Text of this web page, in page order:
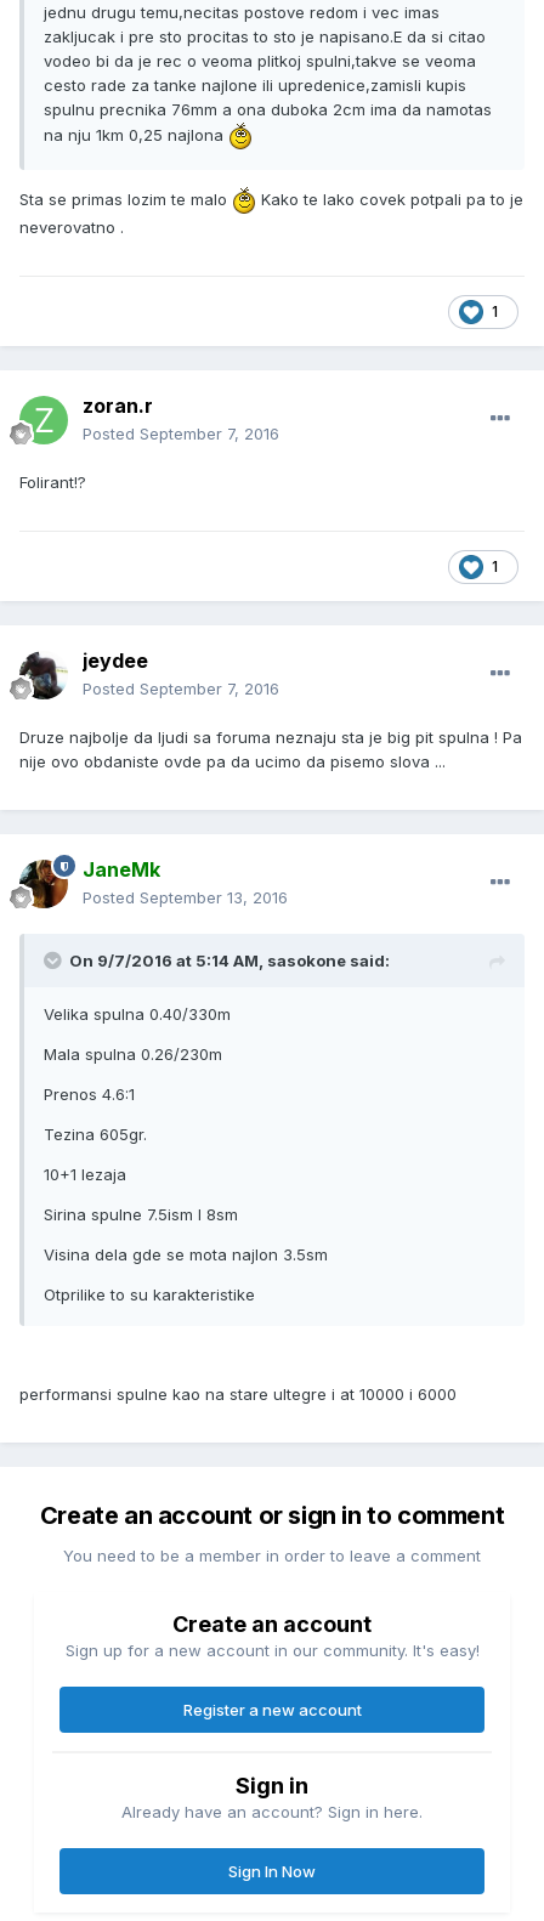
jednu drugu temu,necitas postove redom i vec imas
zakljucak i pre sto procitas to sto je napisano.E da si citao
vodeo bi da je rec o veoma plitkoj spulni,takve se veoma
cesto rade za tanke najlone ili upredenice,zamisli kupis
spulnu precnika 76mm a ona duboka 2cm ima da namotas
na nju 1km 0,25 najlona
Sta se primas lozim te malo
Kako te lako covek potpali pa to je
neverovatno .
1
zoran.r
Posted September 7, 2016
Folirant!?
1
jeydee
Posted September 7, 2016
Druze najbolje da ljudi sa foruma neznaju sta je big pit spulna ! Pa
nije ovo obdaniste ovde pa da ucimo da pisemo slova ...
JaneMk
Posted September 13, 2016
On 9/7/2016 at 5:14 AM, sasokone said:
Velika spulna 0.40/330m
Mala spulna 0.26/230m
Prenos 4.6:1
Tezina 605gr.
10+1 lezaja
Sirina spulne 7.5ism I 8sm
Visina dela gde se mota najlon 3.5sm
Otprilike to su karakteristike
performansi spulne kao na stare ultegre i at 10000 i 6000
Create an account or sign in to comment
You need to be a member in order to leave a comment
Create an account
Sign up for a new account in our community. It's easy!
Register a new account
Sign in
Already have an account? Sign in here.
Sign In Now